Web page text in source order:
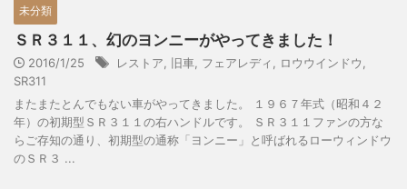
未分類
ＳＲ３１１、幻のヨンニーがやってきました！
2016/1/25 レストア 旧車 フェアレディ ロウウインドウ
SR311
またまたとんでもない車がやってきました。 １９６７年式（昭和４２
年）の初期型ＳＲ３１１の右ハンドルです。 ＳＲ３１１ファンの方な
らご存知の通り、初期型の通称「ヨンニー」と呼ばれるローウィンドウ
のＳＲ３ ...